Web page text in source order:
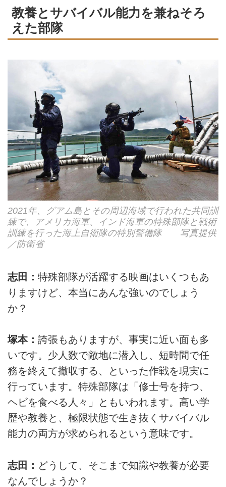
教養とサバイバル能力を兼ねそろ
えた部隊
2021年、グアム島とその周辺海域で行われた共同訓
練で、アメリカ海軍、インド海軍の特殊部隊と戦術
訓練を行った海上自衛隊の特別警備隊 写真提供
／防衛省
志田： 特殊部隊が活躍する映画はいくつもあ
りますけど、本当にあんな強いのでしょう
か？
塚本： 誇張もありますが、事実に近い面も多
いです。少人数で敵地に潜入し、短時間で任
務を終えて撤収する、といった作戦を現実に
行っています。特殊部隊は「修士号を持つ、
ヘビを食べる人々」ともいわれます。高い学
歴や教養と、極限状態で生き抜くサバイバル
能力の両方が求められるという意味です。
志田： どうして、そこまで知識や教養が必要
なんでしょうか？